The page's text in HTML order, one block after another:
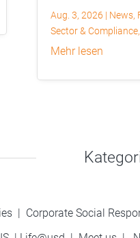
Aug. 3, 2026 | News,
Sector & Compliance,
mehr lesen
| Corporate Social